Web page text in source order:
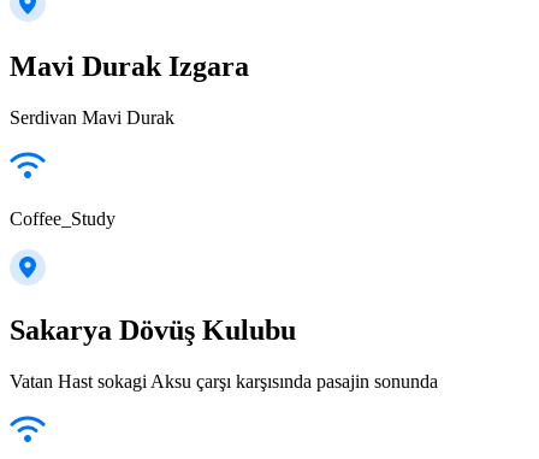
Mavi Durak Izgara
Serdivan Mavi Durak
Coffee_Study
Sakarya Dövüş Kulubu
Vatan Hast sokagi Aksu çarşı karşısında pasajin sonunda